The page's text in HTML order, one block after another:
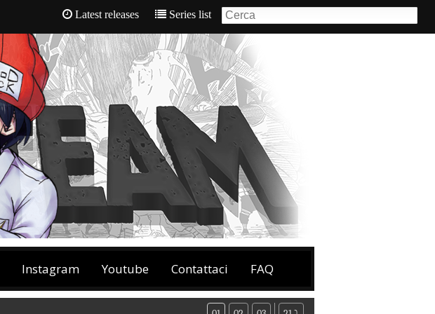
Latest releases Series list
Instagram Youtube Contattaci FAQ